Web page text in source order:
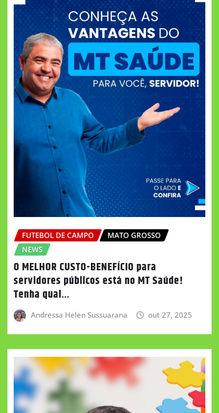
FUTEBOL DE CAMPO
MATO GROSSO
NEWS
O MELHOR CUSTO-BENEFÍCIO para
servidores públicos está no MT Saúde!
Tenha qual…
Andressa Helen Sussuarana out 27, 2025